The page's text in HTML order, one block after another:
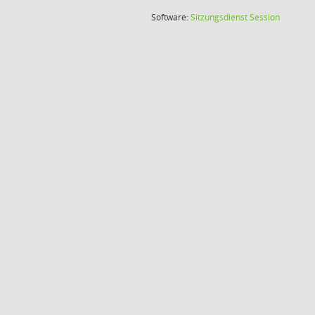
Software:SitzungsdienstSession(Wird in